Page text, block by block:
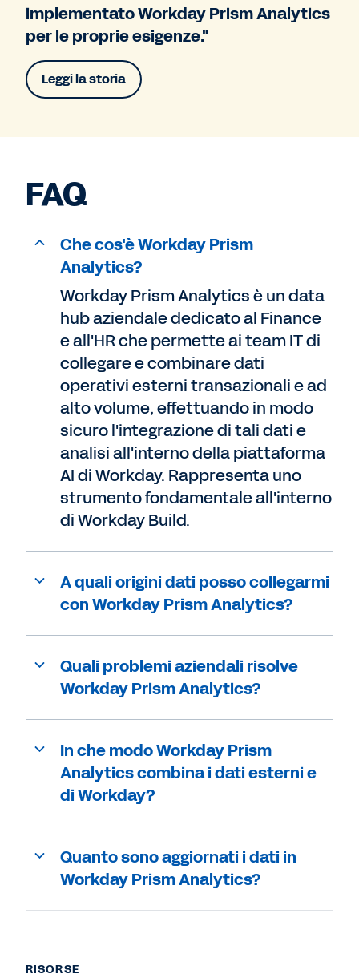
implementato Workday Prism Analytics
per le proprie esigenze."
Leggi la storia
FAQ
Che cos'è Workday Prism
Analytics?
Workday Prism Analytics è un data
hub aziendale dedicato al Finance
e all'HR che permette ai team IT di
collegare e combinare dati
operativi esterni transazionali e ad
alto volume, effettuando in modo
sicuro l'integrazione di tali dati e
analisi all'interno della piattaforma
AI di Workday. Rappresenta uno
strumento fondamentale all'interno
di Workday Build.
A quali origini dati posso collegarmi
con Workday Prism Analytics?
Quali problemi aziendali risolve
Workday Prism Analytics?
In che modo Workday Prism
Analytics combina i dati esterni e
di Workday?
Quanto sono aggiornati i dati in
Workday Prism Analytics?
RISORSE